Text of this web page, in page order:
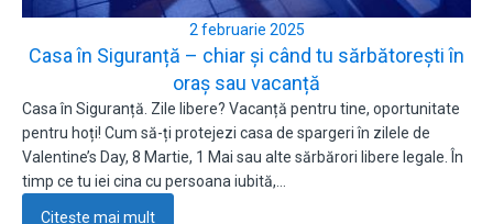
2 februarie 2025
Casa în Siguranță – chiar și când tu sărbătorești în
oraș sau vacanță
Casa în Siguranță. Zile libere? Vacanță pentru tine, oportunitate
pentru hoți! Cum să-ți protejezi casa de spargeri în zilele de
Valentine’s Day, 8 Martie, 1 Mai sau alte sărbărori libere legale. În
timp ce tu iei cina cu persoana iubită,…
Citește mai mult